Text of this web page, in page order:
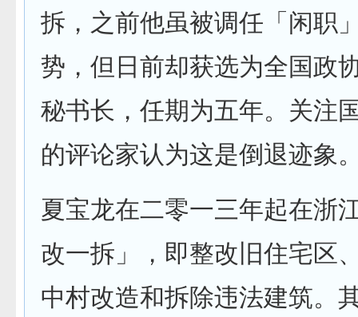
拆，之前他虽被调任「闲职
势，但日前却获选为全国政
秘书长，任期为五年。关注
的评论家认为这是倒退迹象
夏宝龙在二零一三年起在浙
改一拆」，即整改旧住宅区
中村改造和拆除违法建筑。